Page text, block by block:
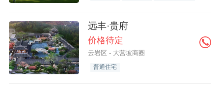
远丰·贵府
价格待定
云岩区 - 大营坡商圈
普通住宅